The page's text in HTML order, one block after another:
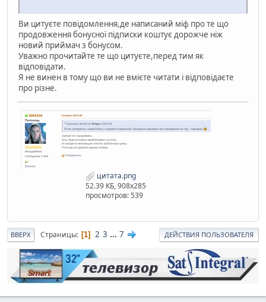
Ви цитуєте повідомлення,де написаний міф про те що
продовження бонусної підписки коштує дорожче ніж
новий приймач з бонусом.
Уважно прочитайте те що цитуєте,перед тим як
відповідати.
Я не винен в тому що ви не вмієте читати і відповідаєте
про різне.
цитата.png
52.39 КБ, 908x285
просмотров: 539
ВВЕРХ Страницы 1 2 3 ... 7 ДЕЙСТВИЯ ПОЛЬЗОВАТЕЛЯ